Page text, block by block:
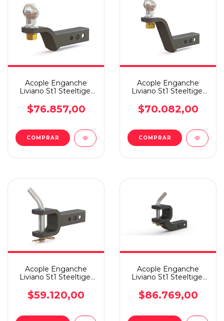
Acople Enganche
Liviano St1 Steeltiger
$76.857,00
Acople Enganche
Liviano St1 Steeltiger
$70.082,00
Acople Enganche
Liviano St1 Steeltiger
$59.120,00
Acople Enganche
Liviano St1 Steeltiger
$86.769,00